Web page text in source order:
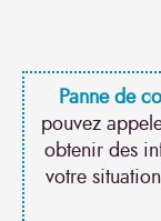
Panne de
pouvez
obtenir des
votre